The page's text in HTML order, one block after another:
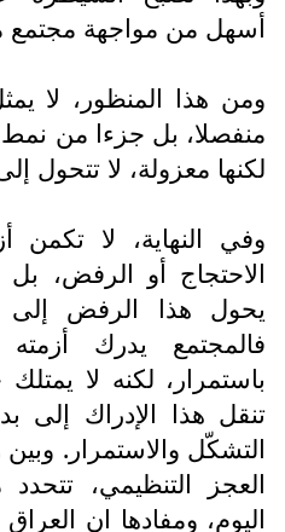
أسهل من مواجهة
ومن هذا المنظور، لا
منفصلا، بل جزءا من
لكنها معزولة، لا تتحول
وفي النهاية، لا
الاحتجاج أو الرفض،
يحول هذا الرفض
فالمجتمع يدرك
باستمرار، لكنه لا
تنقل هذا الإدراك
التشكّل والاستمرار.
العجز التنظيمي، تتحدد
اليوم، ومفادها ان